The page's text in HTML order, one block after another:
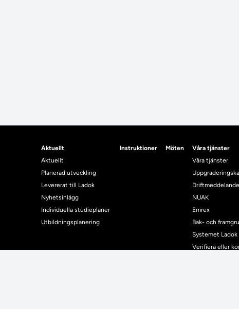
Aktuellt
Aktuellt
Planerad utveckling
Levererat till Ladok
Nyhetsinlägg
Individuella studieplaner
Utbildningsplanering
Instruktioner Möten
Våra tjänster
Våra tjänster
NUAK
Emrex
Bak- och
Systemet Ladok
Verifiera eller